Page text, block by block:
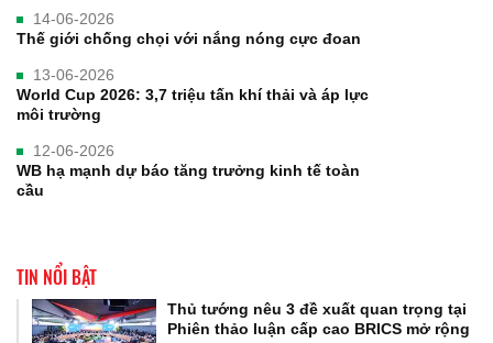
14-06-2026
Thế giới chống chọi với nắng nóng cực đoan
13-06-2026
World Cup 2026: 3,7 triệu tấn khí thải và áp lực
môi trường
12-06-2026
WB hạ mạnh dự báo tăng trưởng kinh tế toàn
cầu
TIN NỔI BẬT
Thủ tướng nêu 3 đề xuất quan trọng tại
Phiên thảo luận cấp cao BRICS mở rộng